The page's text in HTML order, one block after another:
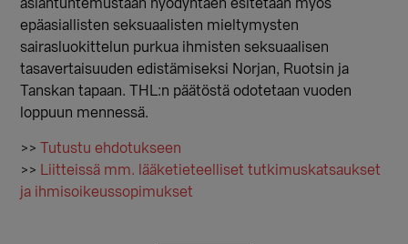
asiantuntemustaan hyödyntäen esitetään myös
epäasiallisten seksuaalisten mieltymysten
sairasluokittelun purkua ihmisten seksuaalisen
tasavertaisuuden edistämiseksi Norjan, Ruotsin ja
Tanskan tapaan. THL:n päätöstä odotetaan vuoden
loppuun mennessä.
>>
Tutustu ehdotukseen
>>
Liitteissä mm. lääketieteelliset tutkimuskatsaukset
ja ihmisoikeussopimukset